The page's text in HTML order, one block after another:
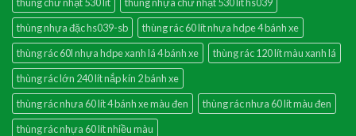
thùng nhựa đặc hs039-sb
thùng rác 60 lít nhựa hdpe 4 bánh xe
thùng rác 60l nhựa hdpe xanh lá 4 bánh xe
thùng rác 120 lít màu xanh lá
thùng rác lớn 240 lít nắp kín 2 bánh xe
thùng rác nhưa 60 lít 4 bánh xe màu đen
thùng rác nhưa 60 lít màu đen
thùng rác nhựa 60 lít nhiều màu